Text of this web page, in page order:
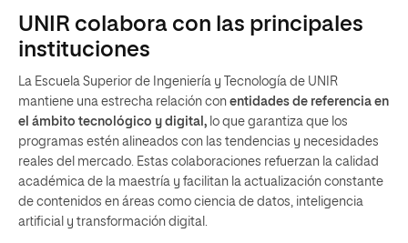
UNIR colabora con las principales
instituciones
La Escuela Superior de Ingeniería y Tecnología de UNIR
mantiene una estrecha relación con entidades de referencia en
el ámbito tecnológico y digital, lo que garantiza que los
programas estén alineados con las tendencias y necesidades
reales del mercado. Estas colaboraciones refuerzan la calidad
académica de la maestría y facilitan la actualización constante
de contenidos en áreas como ciencia de datos, inteligencia
artificial y transformación digital.